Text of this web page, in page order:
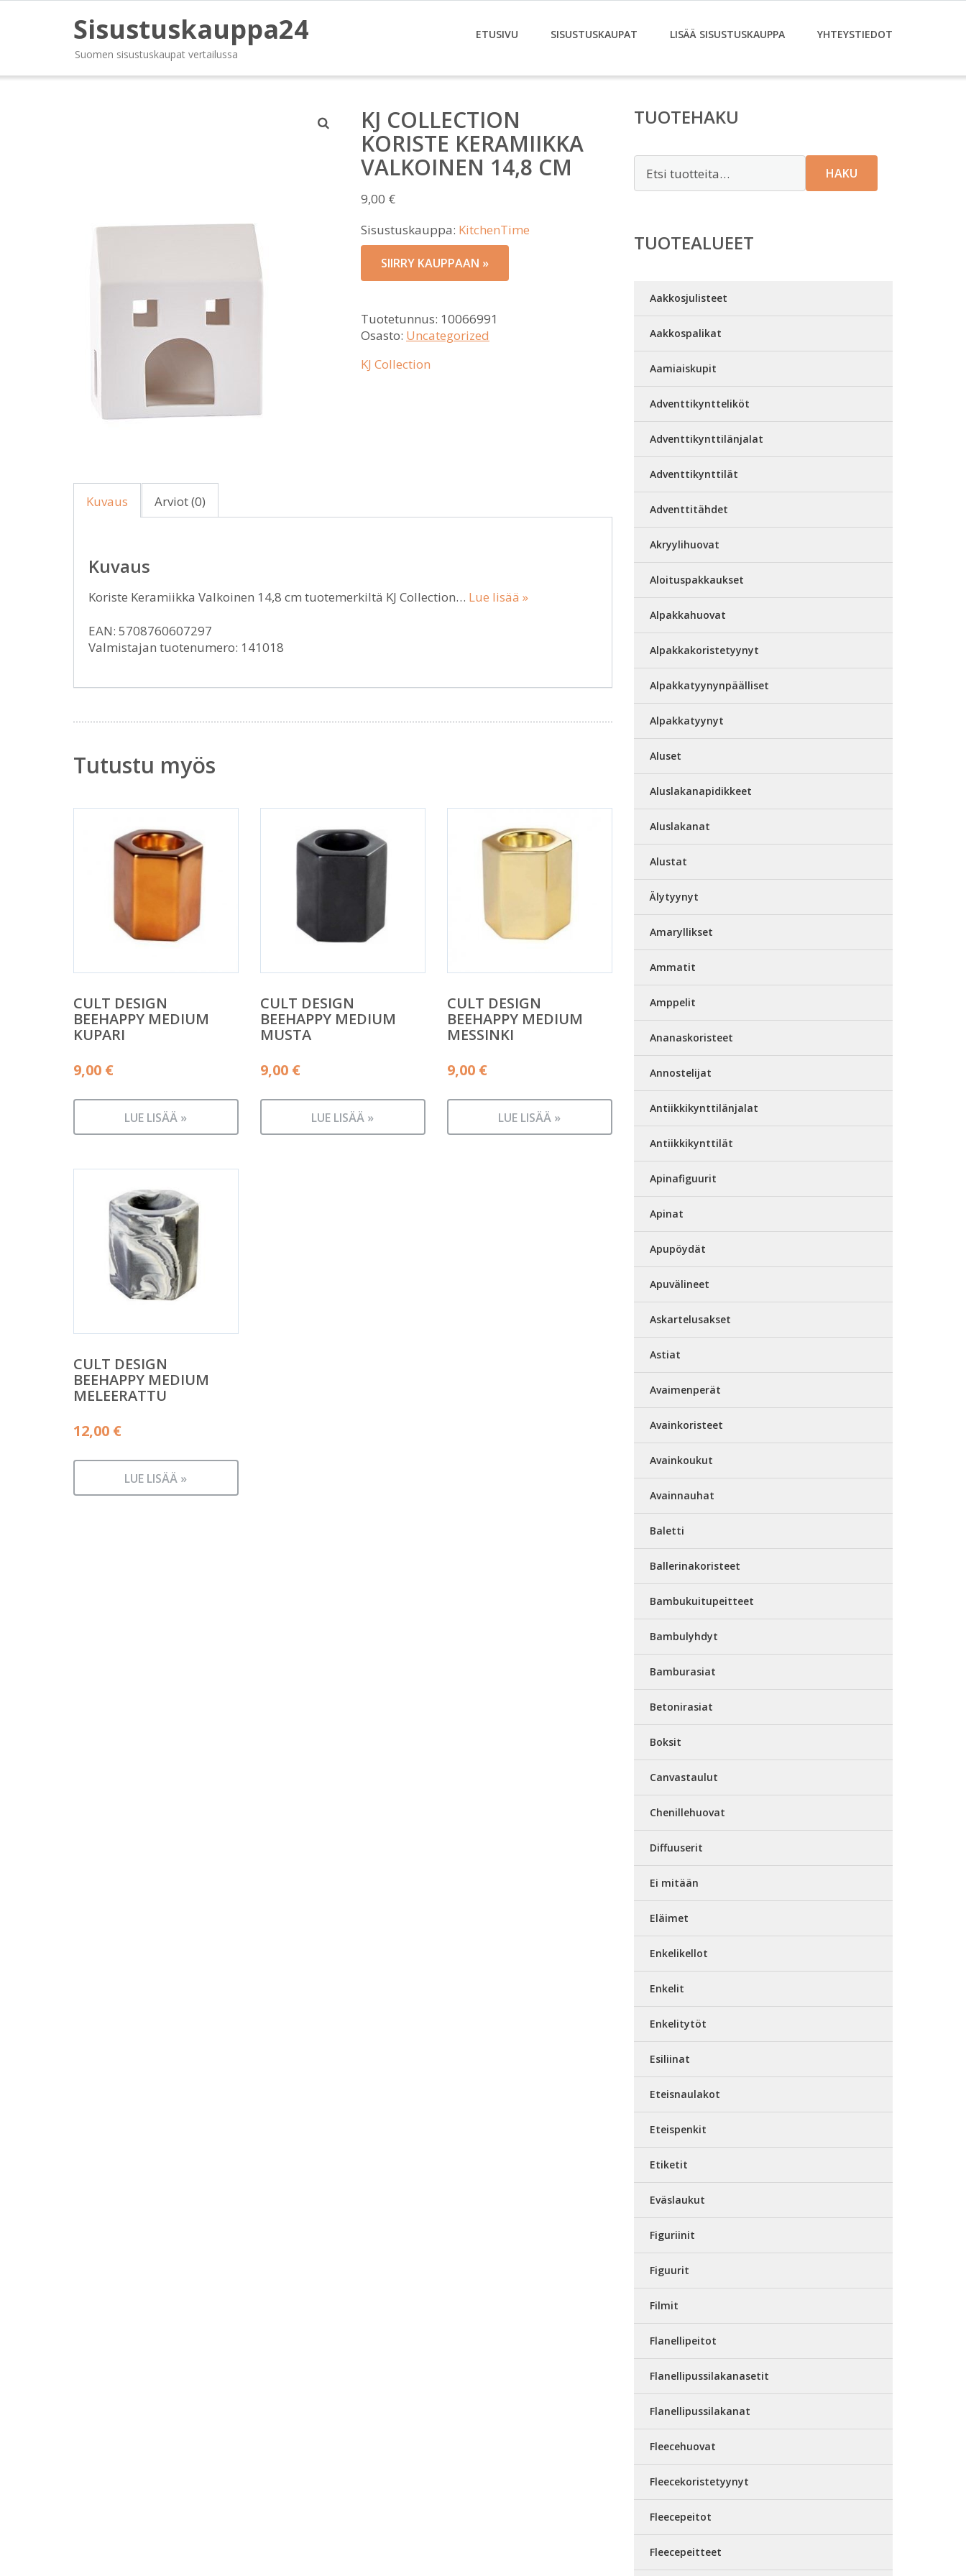
Sisustuskauppa24
Suomen sisustuskaupat vertailussa
ETUSIVU SISUSTUSKAUPAT LISÄÄ SISUSTUSKAUPPA YHTEYSTIEDOT
KJ COLLECTION
KORISTE KERAMIIKKA
VALKOINEN 14,8 CM
9,00 €
Sisustuskauppa: KitchenTime
SIIRRY KAUPPAAN »
Tuotetunnus: 10066991
Osasto: Uncategorized
KJ Collection
Kuvaus Arviot (0)
Kuvaus
Koriste Keramiikka Valkoinen 14,8 cm tuotemerkiltä KJ Collection… Lue lisää »
EAN: 5708760607297
Valmistajan tuotenumero: 141018
Tutustu myös
CULT DESIGN
BEEHAPPY MEDIUM
KUPARI
9,00 €
LUE LISÄÄ »
CULT DESIGN
BEEHAPPY MEDIUM
MUSTA
9,00 €
LUE LISÄÄ »
CULT DESIGN
BEEHAPPY MEDIUM
MESSINKI
9,00 €
LUE LISÄÄ »
CULT DESIGN
BEEHAPPY MEDIUM
MELEERATTU
12,00 €
LUE LISÄÄ »
TUOTEHAKU
HAKU
TUOTEALUEET
Aakkosjulisteet
Aakkospalikat
Aamiaiskupit
Adventtikyntteliköt
Adventtikynttilänjalat
Adventtikynttilät
Adventtitähdet
Akryylihuovat
Aloituspakkaukset
Alpakkahuovat
Alpakkakoristetyynyt
Alpakkatyynynpäälliset
Alpakkatyynyt
Aluset
Aluslakanapidikkeet
Aluslakanat
Alustat
Älytyynyt
Amaryllikset
Ammatit
Amppelit
Ananaskoristeet
Annostelijat
Antiikkikynttilänjalat
Antiikkikynttilät
Apinafiguurit
Apinat
Apupöydät
Apuvälineet
Askartelusakset
Astiat
Avaimenperät
Avainkoristeet
Avainkoukut
Avainnauhat
Baletti
Ballerinakoristeet
Bambukuitupeitteet
Bambulyhdyt
Bamburasiat
Betonirasiat
Boksit
Canvastaulut
Chenillehuovat
Diffuuserit
Ei mitään
Eläimet
Enkelikellot
Enkelit
Enkelitytöt
Esiliinat
Eteisnaulakot
Eteispenkit
Etiketit
Eväslaukut
Figuriinit
Figuurit
Filmit
Flanellipeitot
Flanellipussilakanasetit
Flanellipussilakanat
Fleecehuovat
Fleecekoristetyynyt
Fleecepeitot
Fleecepeitteet